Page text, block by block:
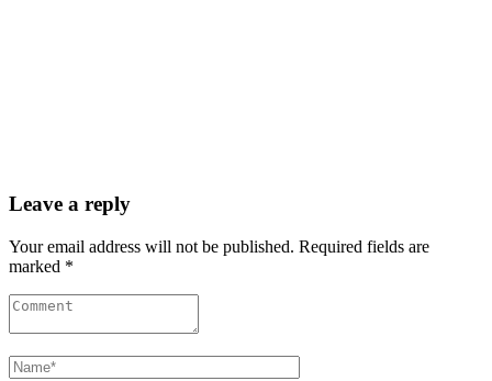
Leave a reply
Your email address will not be published. Required fields are
marked *